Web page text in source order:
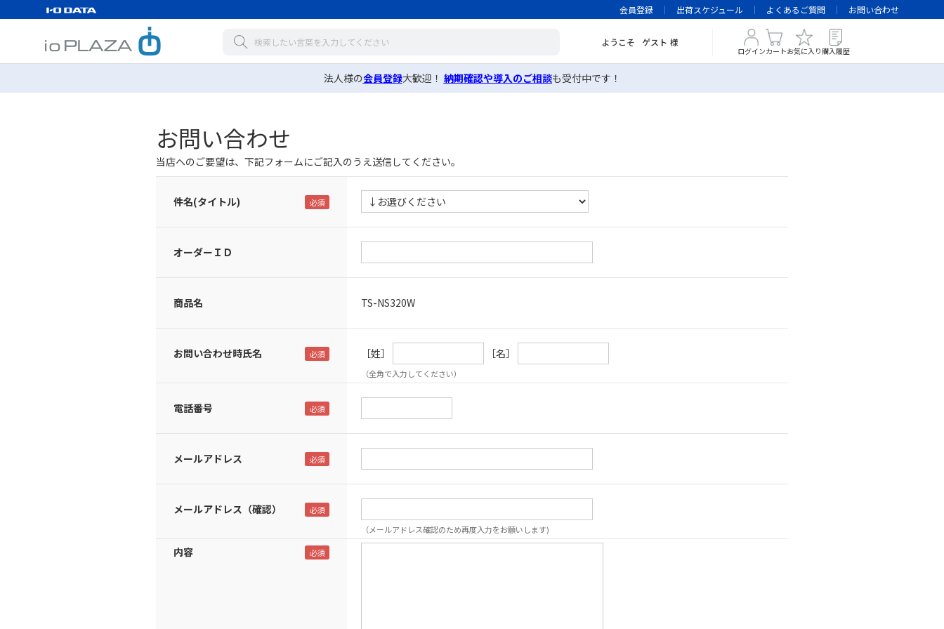
会員登録 出荷スケジュール よくあるご質問 お問い合わせ
ようこそ ゲスト 様
ログインカートお気に入り 購入履歴
法人様の会員登録大歓迎！ 納期確認や導入のご相談も受付中です！
お問い合わせ
当店へのご要望は、下記フォームにご記入のうえ送信してください。
件名(タイトル)
オーダーＩＤ
商品名 TS-NS320W
お問い合わせ時氏名 ［姓］ ［名］
（全角で入力してください）
電話番号
メールアドレス
メールアドレス（確認）
（メールアドレス確認のため再度入力をお願いします)
内容